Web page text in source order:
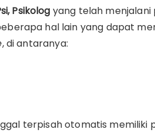
Psikolog yang telah menjalani
hal lain yang dapat
, di antaranya:
terpisah otomatis